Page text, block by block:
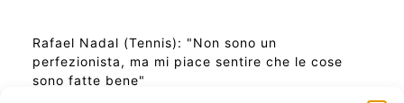
Rafael Nadal (Tennis): "Non sono un
perfezionista, ma mi piace sentire che le cose
sono fatte bene"